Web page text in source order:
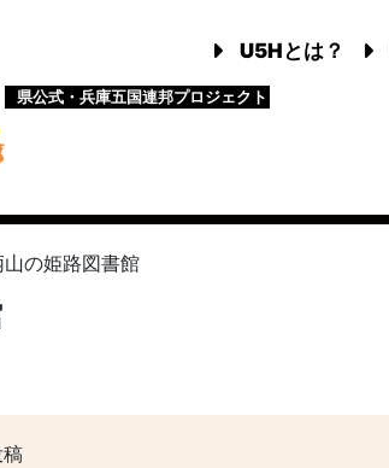
U5Hとは？
県公式・兵庫五国連邦プロジェクト
山の姫路図書館